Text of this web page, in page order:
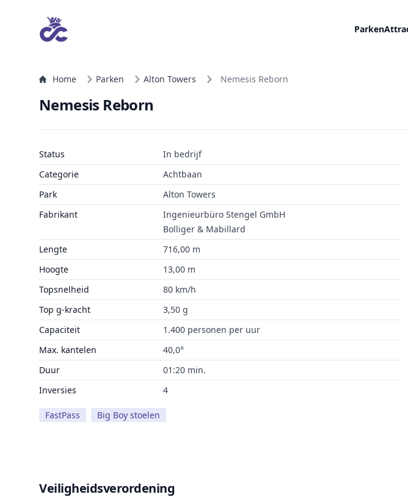
Parken
Home Parken Alton Towers Nemesis Reborn
Nemesis Reborn
Status
In bedrijf
Categorie
Achtbaan
Park
Alton Towers
Fabrikant
Ingenieurbüro Stengel GmbH
Bolliger & Mabillard
Lengte
716,00 m
Hoogte
13,00 m
Topsnelheid
80 km/h
Top g-kracht
3,50 g
Capaciteit
1.400 personen per uur
Max. kantelen
40,0°
Duur
01:20 min.
Inversies
4
FastPass Big Boy stoelen
Veiligheidsverordening